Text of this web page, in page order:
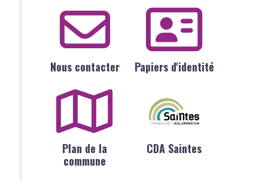
Nous contacter Papiers d'identité
Plan de la
commune
CDA Saintes